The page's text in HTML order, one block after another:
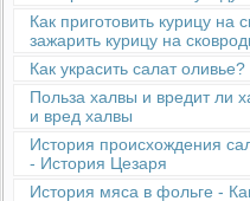
Как приготовить курицу на
зажарить курицу на
Как украсить салат оливье?
Польза халвы и вредит ли
и вред халвы
История происхождения
- История Цезаря
История мяса в фольге -